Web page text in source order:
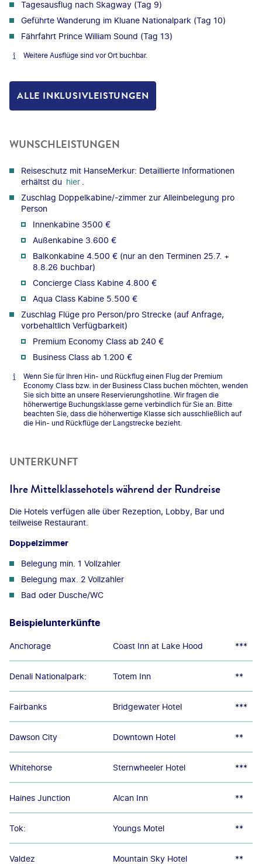
Tagesausflug nach Skagway (Tag 9)
Geführte Wanderung im Kluane Nationalpark (Tag 10)
Fährfahrt Prince William Sound (Tag 13)
Weitere Ausflüge sind vor Ort buchbar.
ALLE INKLUSIVLEISTUNGEN
WUNSCHLEISTUNGEN
Reiseschutz mit HanseMerkur: Detaillierte Informationen
erhältst du hier
Zuschlag Doppelkabine/-zimmer zur Alleinbelegung pro
Person
Innenkabine 3500 €
Außenkabine 3.600 €
Balkonkabine 4.500 € (nur an den Terminen 25.7. +
8.8.26 buchbar)
Concierge Class Kabine 4.800 €
Aqua Class Kabine 5.500 €
Zuschlag Flüge pro Person/pro Strecke (auf Anfrage,
vorbehaltlich Verfügbarkeit)
Premium Economy Class ab 240 €
Business Class ab 1.200 €
Wenn Sie für Ihren Hin- und Rückflug einen Flug der Premium
Economy Class bzw. in der Business Class buchen möchten, wenden
Sie sich bitte an unsere Reservierungshotline. Wir fragen die
höherwertige Buchungsklasse gerne verbindlich für Sie an. Bitte
beachten Sie, dass die höherwertige Klasse sich ausschließlich auf
die Hin- und Rückflüge der Langstrecke bezieht.
UNTERKUNFT
Ihre Mittelklassehotels während der Rundreise
Die Hotels verfügen alle über Rezeption, Lobby, Bar und
teilweise Restaurant.
Doppelzimmer
Belegung min. 1 Vollzahler
Belegung max. 2 Vollzahler
Bad oder Dusche/WC
Beispielunterkünfte
Anchorage Coast Inn at Lake Hood ***
Denali Nationalpark: Totem Inn **
Fairbanks Bridgewater Hotel ***
Dawson City Downtown Hotel **
Whitehorse Sternwheeler Hotel ***
Haines Junction Alcan Inn **
Tok: Youngs Motel **
Valdez Mountain Sky Hotel **